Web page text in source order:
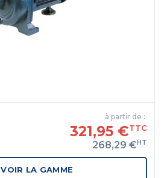
à partir de :
321,95 €TTC
268,29 €HT
VOIR LA GAMME